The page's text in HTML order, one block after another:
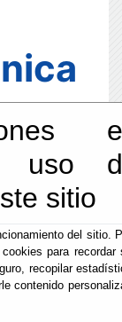
uso
sitio
del sitio.
para recordar
recopilar
contenido